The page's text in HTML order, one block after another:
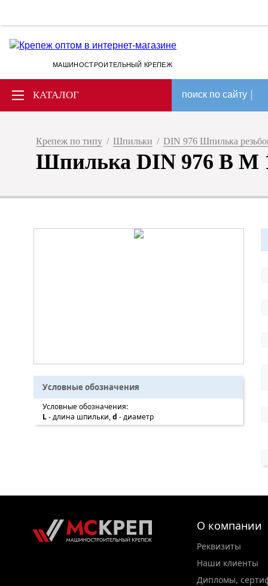
МАШИНОСТРОИТЕЛЬНЫЙ КРЕПЕЖ
КАТАЛОГ поиск по сайту
Крепеж по типу / Шпильки / DIN 976 Шпилька
Шпилька DIN 976 B M
Условные обозначения
Условные обозначения:
L- длина шпильки,d - диаметр
О компании
Реквизиты
Наши клиенты
Дипломы,